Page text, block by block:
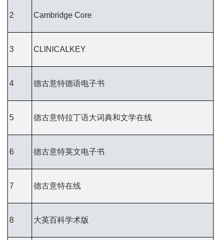
2 Cambridge Core
3 CLINICALKEY
4 德古意特德语电子书
5 德古意特拉丁语大词典和文学在线
6 德古意特英文电子书
7 德古意特在线
8 大英百科学术版